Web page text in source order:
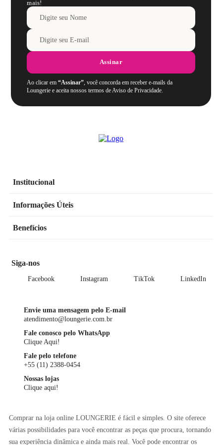
mais!
Assinar
Ao clicar em“Assinar”, você concorda em receber e-mails da
Loungerie e aceita nossos termos de Aviso de Privacidade.
Institucional
Informações Úteis
Benefícios
Siga-nos
Facebook Instagram TikTok LinkedIn
Envie uma mensagem pelo E-mail
atendimento@loungerie.com.br
Fale conosco pelo WhatsApp
Clique Aqui!
Fale pelo telefone
+55 (11) 2388-0454
Nossas lojas
Clique aqui!
Comprar na loja online LOUNGERIE é fácil e simples. O site oferece
várias possibilidades para você encontrar as peças que procura, tornando
sua experiência dinâmica e ainda mais real. Você pode encontrar os